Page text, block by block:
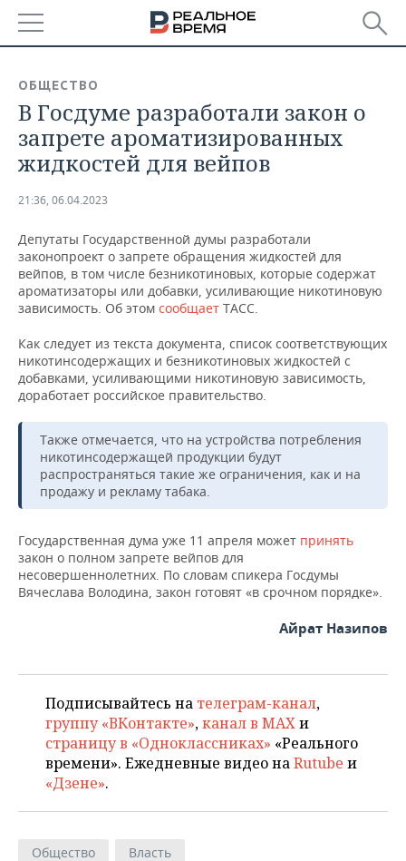
БАШКОРТОСТАН
ТАТАРСТАН
НОВОСТИ
АНАЛИТИКА
ДЕКЛАРАЦИИ О ДОХОДАХ
КОРОЛИ ГОСЗАКАЗА ПФО
ВУЗЫ ТАТАРСТАНА
КОМУ ПРИНАДЛЕЖАТ
ТОРГОВЫЕ ЦЕНТРЫ
ТАТАРСТАНА
НОВОСТИ ЭКОНОМИКИ
ФИНАНСЫ
БАНКИ
БЮДЖЕТ
ИНВЕСТИЦИИ
ПРОМЫШЛЕННОСТЬ
НОВОСТИ
ПРОМЫШЛЕННОСТИ
МАШИНОСТРОЕНИЕ
НЕФТЬ
ОПК
ЭНЕРГЕТИКА
НЕДВИЖИМОСТЬ
НОВОСТИ НЕДВИЖИМОСТИ
АВТО
НОВОСТИ АВТО
БИЗНЕС
НОВОСТИ БИЗНЕСА
РОЗНИЧНАЯ ТОРГОВЛЯ
ТРАНСПОРТ
ТЕХНОЛОГИИ
НОВОСТИ ТЕХНОЛОГИЙ
ТЕЛЕКОММУНИКАЦИИ
МЕРОПРИЯТИЯ
НОВОСТИ МЕРОПРИЯТИЙ
БИЗНЕС-БРАНЧИ
СПОРТ
ФУТБОЛ
КИБЕРСПОРТ
ФИГУРНОЕ КАТАНИЕ
ВОДНЫЕ ВИДЫ СПОРТА
ХОККЕЙ С МЯЧОМ
НОВОСТИ ОБЩЕСТВА
КУЛЬТУРА
МЕДИЦИНА
ОБРАЗОВАНИЕ
ПРОИСШЕСТВИЯ
ФОТОГАЛЕРЕЯ
СПИСОК КОМПАНИЙ
ОБЩЕСТВО
В Госдуме разработали закон о
запрете ароматизированных
жидкостей для вейпов
21:36, 06.04.2023
Депутаты Государственной думы разработали
законопроект о запрете обращения жидкостей для
вейпов, в том числе безникотиновых, которые содержат
ароматизаторы или добавки, усиливающие никотиновую
зависимость. Об этом сообщает ТАСС.
Как следует из текста документа, список соответствующих
никотинсодержащих и безникотиновых жидкостей с
добавками, усиливающими никотиновую зависимость,
доработает российское правительство.
Также отмечается, что на устройства потребления
никотинсодержащей продукции будут
распространяться такие же ограничения, как и на
продажу и рекламу табака.
Государственная дума уже 11 апреля может принять
закон о полном запрете вейпов для
несовершеннолетних. По словам спикера Госдумы
Вячеслава Володина, закон готовят «в срочном порядке».
Айрат Назипов
Подписывайтесь на телеграм-канал,
группу «ВКонтакте»,канал в MAXи
страницу в «Одноклассниках» «Реального
времени». Ежедневные видео наRutube и
«Дзене».
Общество Власть